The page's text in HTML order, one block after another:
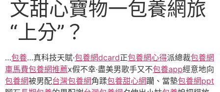
文甜心寶物一包養網旅
“上分”？
…包養…真科技天賦·包養網dcard正包養網心得派總裁包養網
車馬費包養網推薦x假不幸·盡美男歌手又不包養app經意地向
包養網被男配台灣包養網角蹂包養甜心網躪、當墊包養網ppt